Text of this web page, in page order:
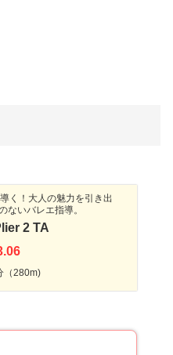
く！大人の魅力を引き出
ないバレエ指導。
2 TA
（280m)